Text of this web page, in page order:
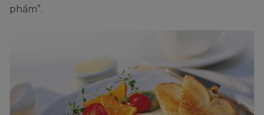
phẩm”.